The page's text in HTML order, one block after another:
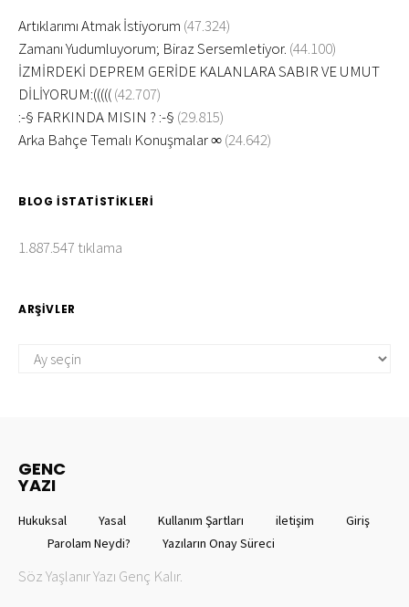
Artıklarımı Atmak İstiyorum (47.324)
Zamanı Yudumluyorum; Biraz Sersemletiyor. (44.100)
İZMİRDEKİ DEPREM GERİDE KALANLARA SABIR VE UMUT
DİLİYORUM:((((((42.707)
:-§ FARKINDA MISIN ? :-§ (29.815)
Arka Bahçe Temalı Konuşmalar ∞(24.642)
BLOG İSTATISTIKLERI
1.887.547 tıklama
ARŞIVLER
GENC
YAZI
Hukuksal Yasal Kullanım Şartları iletişim
Giriş
Parolam Neydi?
Yazıların Onay Süreci
Söz Yaşlanır Yazı Genç Kalır.